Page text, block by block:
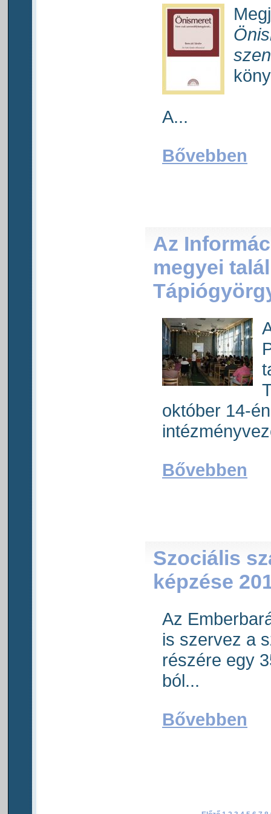
A...
Bővebben
Az
megyei
október 14-
Bővebben
Szociális
képzése
Az
is szervez a
részére egy
ból...
Bővebben